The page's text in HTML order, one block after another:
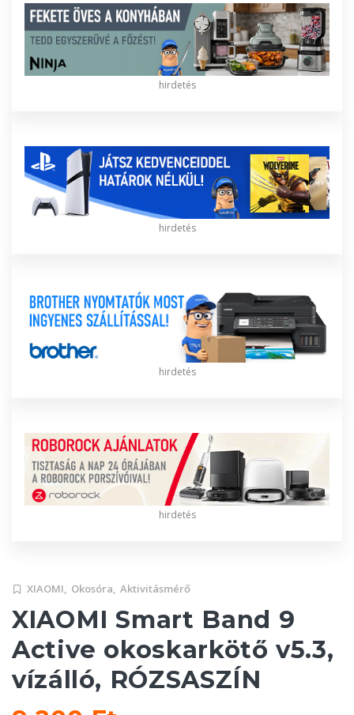
hirdetés
hirdetés
hirdetés
hirdetés
XIAOMI, Okosóra, Aktivitásmérő
XIAOMI Smart Band 9
Active okoskarkötő v5.3,
vízálló, RÓZSASZÍN